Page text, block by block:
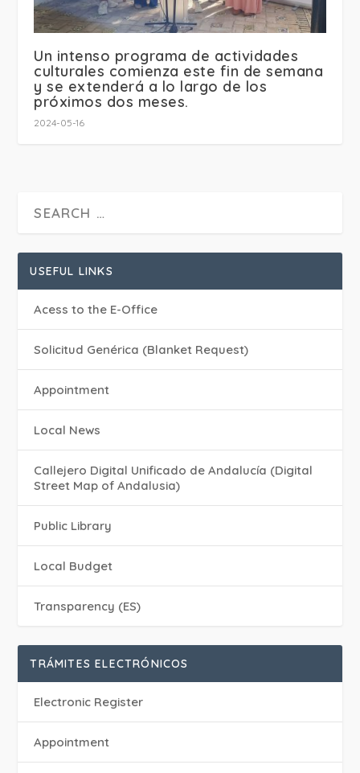
Un intenso programa de actividades
culturales comienza este fin de semana
y se extenderá a lo largo de los
próximos dos meses.
2024-05-16
USEFUL LINKS
Acess to the E-Office
Solicitud Genérica (Blanket Request)
Appointment
Local News
Callejero Digital Unificado de Andalucía (Digital
Street Map of Andalusia)
Public Library
Local Budget
Transparency (ES)
TRÁMITES ELECTRÓNICOS
Electronic Register
Appointment